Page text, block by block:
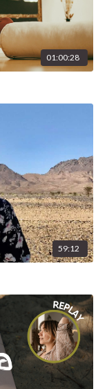
01:00:28
59:12